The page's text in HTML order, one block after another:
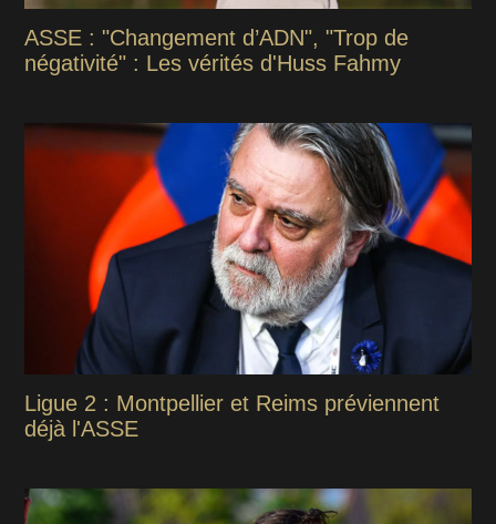
ASSE : "Changement d’ADN", "Trop de
négativité" : Les vérités d'Huss Fahmy
Ligue 2 : Montpellier et Reims préviennent
déjà l'ASSE